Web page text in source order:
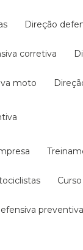
direção
corretiva
moto
preventiva